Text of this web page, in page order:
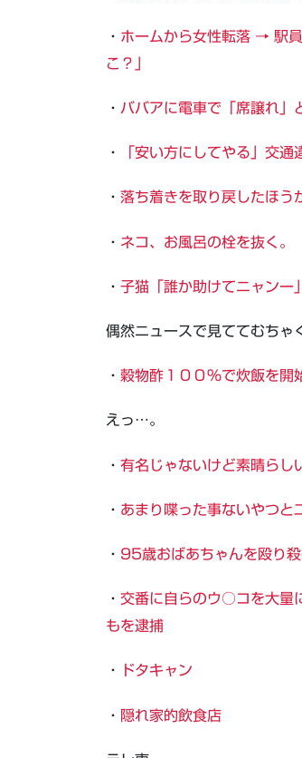
・ ホームから女性転落 → 駅
こ？」
・ ババアに電車で「席譲れ」
・ 「安い方にしてやる」交
・ 落ち着きを取り戻したほう
・ ネコ、お風呂の栓を抜く。
・ 子猫「誰か助けてニャンー
偶然ニュースで見ててむちゃ
・ 穀物酢１００％で炊飯を開
えっ…。
・ 有名じゃないけど素晴らし
・ あまり喋った事ないやつと
・ 95歳おばあちゃんを殴り
・ 交番に自らのウ○コを大量
もを逮捕
・ ドタキャン
・ 隠れ家的飲食店